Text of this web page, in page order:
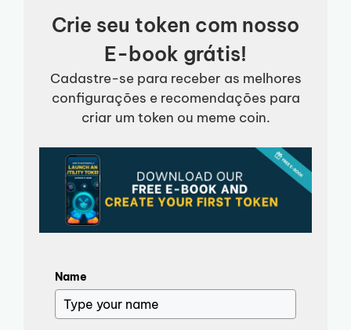
Crie seu token com nosso
E-book grátis!
Cadastre-se para receber as melhores
configurações e recomendações para
criar um token ou meme coin.
Name